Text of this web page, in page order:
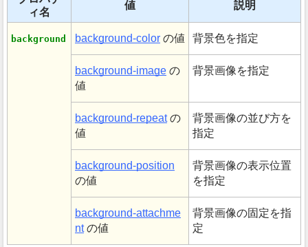
ィ名
値 説明
background background-color の値 背景色を指定
background-image の
値
背景画像を指定
background-repeatの
値
背景画像の並び方を
指定
background-position
の値
背景画像の表示位置
を指定
background-attachme
ntの値
背景画像の固定を指
定